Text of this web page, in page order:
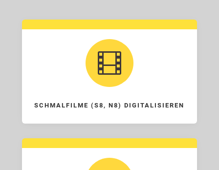

SCHMALFILME (S8, N8) DIGITALISIEREN